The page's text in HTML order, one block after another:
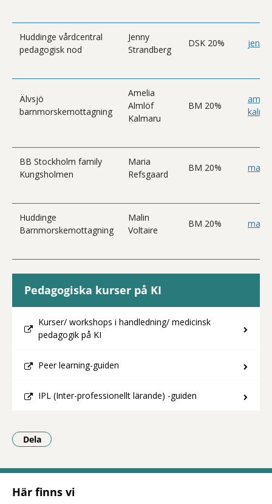
Huddinge vårdcentral
pedagogisk nod
Jenny
Strandberg
DSK 20%
Älvsjö
barnmorskemottagning
Amelia
Almlöf
Kalmaru
BM 20%
BB Stockholm family
Kungsholmen
Maria
Refsgaard
BM 20%
Huddinge
Barnmorskemottagning
Malin
Voltaire
BM 20%
Pedagogiska kurser på KI
Kurser/ workshops i handledning/ medicinsk
pedagogik på KI
Peer learning-guiden
IPL (Inter-professionellt lärande) -guiden
Dela
- Klicka för att öppna delningsalternativ.
Här finns vi